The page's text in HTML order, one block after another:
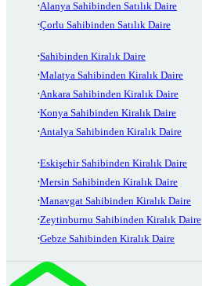
Alanya Sahibinden Satılık Daire
Çorlu Sahibinden Satılık Daire
Sahibinden Kiralık Daire
Malatya Sahibinden Kiralık Daire
Ankara Sahibinden Kiralık Daire
Konya Sahibinden Kiralık Daire
Antalya Sahibinden Kiralık Daire
Eskişehir Sahibinden Kiralık Daire
Mersin Sahibinden Kiralık Daire
Manavgat Sahibinden Kiralık Daire
Zeytinburnu Sahibinden Kiralık Daire
Gebze Sahibinden Kiralık Daire